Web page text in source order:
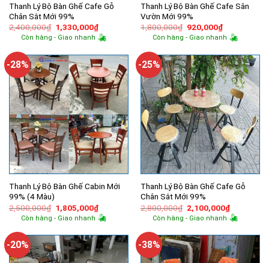
Thanh Lý Bộ Bàn Ghế Cafe Gỗ
Chân Sắt Mới 99%
2,400,000₫ Giá
gốc
là:
1,330,000₫Giá
hiện
tại
1,330,000₫.
Còn hàng - Giao nhanh
Thanh Lý Bộ Bàn Ghế Cafe Sân
Vườn Mới 99%
1,800,000₫ Giá
gốc
là:
920,000₫Giá
hiện
tại
920,000₫.
Còn hàng - Giao nhanh
-28%
Thanh Lý Bộ Bàn Ghế Cabin Mới
99% (4 Màu)
2,500,000₫ Giá
gốc
là:
1,805,000₫Giá
hiện
tại
1,805,000₫.
Còn hàng - Giao nhanh
-25%
Thanh Lý Bộ Bàn Ghế Cafe Gỗ
Chân Sắt Mới 99%
2,800,000₫ Giá
gốc
là:
2,100,000₫Giá
hiện
tại
Còn hàng - Giao nhanh
-20% -38%